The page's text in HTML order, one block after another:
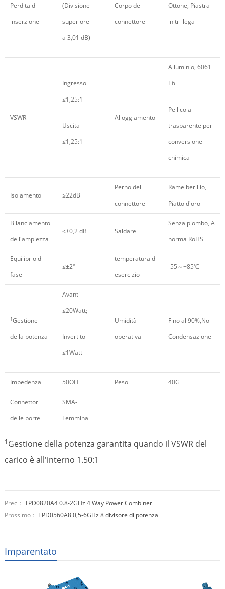
Perdita di
inserzione
(Divisione
superiore
a 3,01 dB)
Corpo del
connettore
Ottone, Piastra
in tri-lega
VSWR
Ingresso
≤1,25:1
Uscita
≤1,25:1
Alloggiamento
Alluminio, 6061
T6
Pellicola
trasparente per
conversione
chimica
Isolamento ≥22dB
Perno del
connettore
Rame berillio,
Piatto d'oro
Bilanciamento
dell'ampiezza
≤±0,2 dB Saldare
Senza piombo, A
norma RoHS
Equilibrio di
fase
≤±2°
temperatura di
esercizio
-55～+85℃
1Gestione
della potenza
Avanti
≤20Watt;
Invertito
≤1Watt
Umidità
operativa
Fino al 90%,No-
Condensazione
Impedenza 50OH Peso 40G
Connettori
delle porte
SMA-
Femmina
1Gestione della potenza garantita quando il VSWR del
carico è all'interno 1.50:1
Prec： TPD0820A4 0.8-2GHz 4 Way Power Combiner
Prossimo： TPD0560A8 0,5-6GHz 8 divisore di potenza
Imparentato